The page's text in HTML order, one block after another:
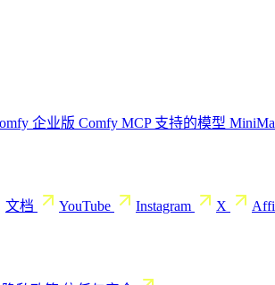
企业版 Comfy MCP 支持的模型
文档 YouTube Instagram X